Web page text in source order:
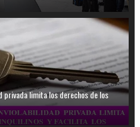
privada limita los derechos de los